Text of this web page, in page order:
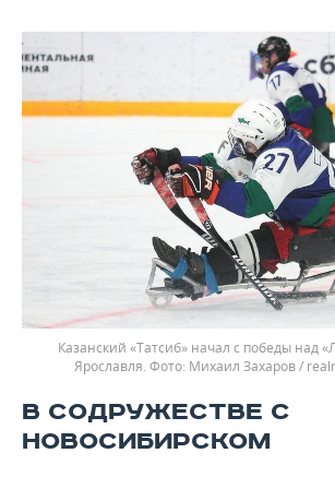
Казанский «Татсиб» начал с победы над
Ярославля.
Михаил Захаров /
В СОДРУЖЕСТВЕ С
НОВОСИБИРСКОМ